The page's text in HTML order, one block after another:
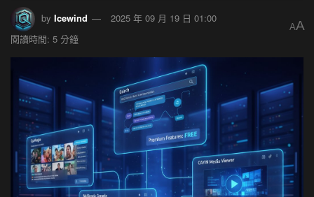
by Icewind
2025 年 09 月 19 日 01:00
閱讀時間: 5 分鐘
AA